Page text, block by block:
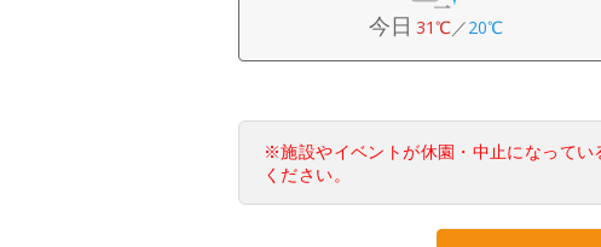
今日 31℃／20℃
※施設やイベントが休園・中止になって
ください。